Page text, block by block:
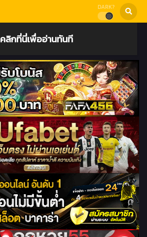
DARK?
คลิกที่นี่เพื่ออ่านทันที